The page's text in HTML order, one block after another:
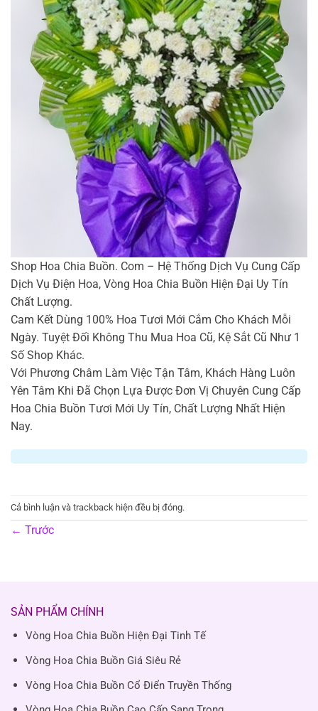
Shop Hoa Chia Buồn. Com – Hệ Thống Dịch Vụ Cung Cấp
Dịch Vụ Điện Hoa, Vòng Hoa Chia Buồn Hiện Đại Uy Tín
Chất Lượng.
Cam Kết Dùng 100% Hoa Tươi Mới Cắm Cho Khách Mỗi
Ngày. Tuyệt Đối Không Thu Mua Hoa Cũ, Kệ Sắt Cũ Như 1
Số Shop Khác.
Với Phương Châm Làm Việc Tận Tâm, Khách Hàng Luôn
Yên Tâm Khi Đã Chọn Lựa Được Đơn Vị Chuyên Cung Cấp
Hoa Chia Buồn Tươi Mới Uy Tín, Chất Lượng Nhất Hiện
Nay.
Cả bình luận và trackback hiện đều bị đóng.
← Trước
SẢN PHẨM CHÍNH
Vòng Hoa Chia Buồn Hiện Đại Tinh Tế
Vòng Hoa Chia Buồn Giá Siêu Rẻ
Vòng Hoa Chia Buồn Cổ Điển Truyền Thống